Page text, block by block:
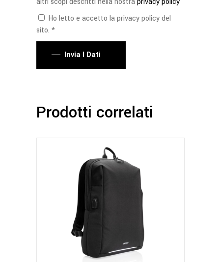
Ho letto e accetto la privacy policy del
sito. *
Invia I Dati
Prodotti correlati